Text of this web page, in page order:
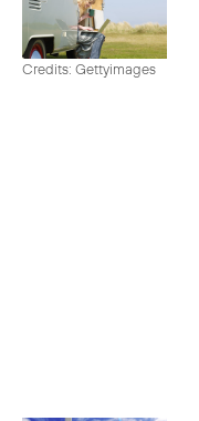
Credits: Gettyimages